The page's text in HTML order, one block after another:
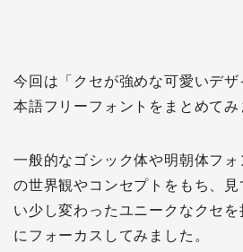
今回は「クセが強めな可愛いデザ
本語フリーフォントをまとめてみ
一般的なゴシック体や明朝体フ
の世界観やコンセプトをもち、
い少し変わったユニークなクセを
にフォーカスしてみました。